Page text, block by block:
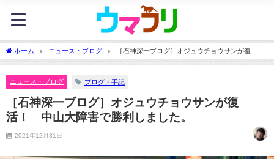
ホーム ニュース・ブログ
［石神深一ブログ］オジュウチョウサンが復
活！ 中山大障害で勝利しました。
ニュース・ブログ ブログ・手記
［石神深一ブログ］オジュウチョウサンが復
活！ 中山大障害で勝利しました。
2021年12月31日